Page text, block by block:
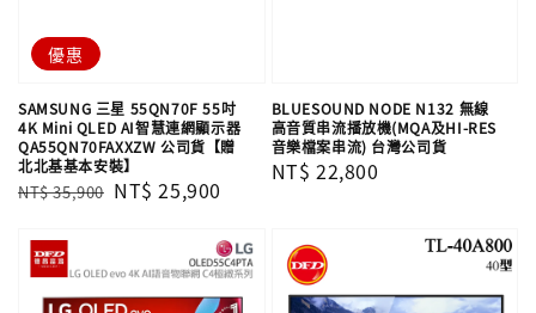
優惠
SAMSUNG 三星 55QN70F 55吋
4K Mini QLED AI智慧連網顯示器
QA55QN70FAXXZW 公司貨【贈
北北基基本安裝】
Regular
NT$ 35,900 Sale
NT$ 25,900
BLUESOUND NODE N132 無線
高音質串流播放機(MQA及HI-RES
音樂檔案串流) 台灣公司貨
Regular
NT$ 22,800